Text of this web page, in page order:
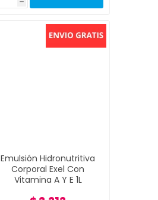
h
Emulsión Hidronutritiva
Corporal Exel Con
Vitamina A Y E 1L